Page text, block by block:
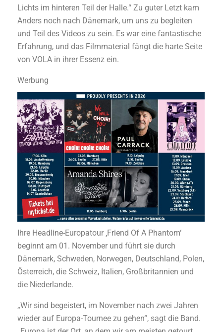
Lichts im hinteren Teil der Halle.“ Zu guter Letzt kam
Anders noch nach Dänemark, um uns zu begleiten
und Teil des Videos zu sein. Es war eine fantastische
Erfahrung, und das Filmmaterial fängt die harte Seite
von VOLA in ihrer Essenz ein.
Werbung
Ihre Headline-Europatour ‚Friend Of A Phantom‘
beginnt am 01. November und führt sie durch
Dänemark, Schweden, Norwegen, Deutschland, Polen,
Österreich, die Schweiz, Italien, Großbritannien und
die Niederlande.
„Wir sind begeistert, im November nach zwei Jahren
wieder auf Europa-Tournee zu gehen“, sagt die Band.